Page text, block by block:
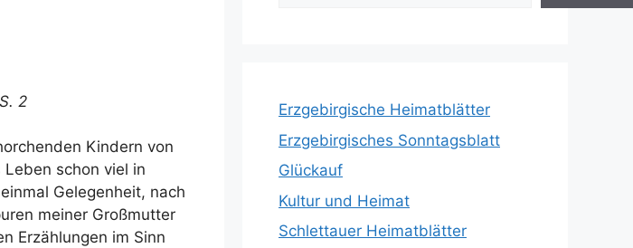
2
Kindern von
schon viel in
Gelegenheit, nach
meiner Großmutter
Erzählungen im Sinn
Erzgebirgische Heimatblätter
Erzgebirgisches Sonntagsblatt
Glückauf
Kultur und Heimat
Schlettauer Heimatblätter